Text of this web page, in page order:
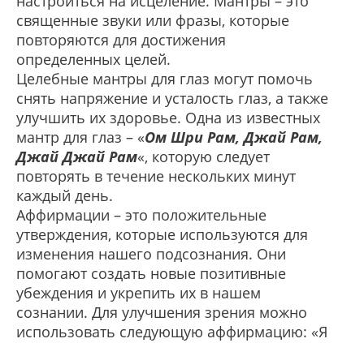
священные звуки или фразы, которые
повторяются для достижения
определенных целей.
Целебные мантры для глаз могут помочь
снять напряжение и усталость глаз, а также
улучшить их здоровье. Одна из известных
мантр для глаз – «Ом Шри Рам, Джай Рам,
Джай Джай Рам«, которую следует
повторять в течение нескольких минут
каждый день.
Аффирмации – это положительные
утверждения, которые используются для
изменения нашего подсознания. Они
помогают создать новые позитивные
убеждения и укрепить их в нашем
сознании. Для улучшения зрения можно
использовать следующую аффирмацию: «Я